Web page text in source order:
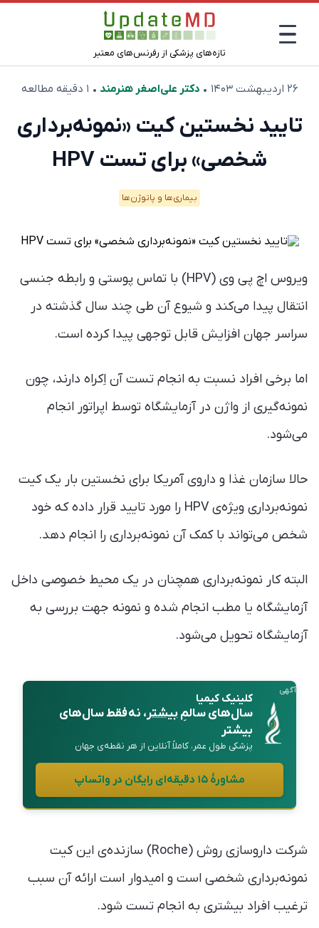
تازه‌های پزشکی از رفرنس‌های معتبر
۲۶ اردیبهشت ۱۴۰۳ •دکتر علی‌اصغر هنرمند • ۱ دقیقه مطالعه
تایید نخستین کیت «نمونه‌برداری
شخصی» برای تست HPV
بیماری‌ها و پاتوژن‌ها
ویروس اچ پی وی (HPV) با تماس پوستی و رابطه جنسی
انتقال پیدا می‌کند و شیوع آن طی چند سال گذشته در
سراسر جهان افزایش قابل توجهی پیدا کرده است.
اما برخی افراد نسبت به انجام تست آن اِکراه دارند، چون
نمونه‌گیری از واژن در آزمایشگاه توسط اپراتور انجام
می‌شود.
حالا سازمان غذا و داروی آمریکا برای نخستین بار یک کیت
نمونه‌برداری ویژه‌ی HPV را مورد تایید قرار داده که خود
شخص می‌تواند با کمک آن نمونه‌برداری را انجام دهد.
البته کار نمونه‌‌‌برداری همچنان در یک محیط خصوصی داخل
آزمایشگاه یا مطب انجام شده و نمونه جهت بررسی به
آزمایشگاه تحویل می‌شود.
آگهی
کلینیک کیمیا
سال‌های سالمِبیشتر، نه فقط سال‌های
بیشتر
پزشکی طول عمر، کاملاً آنلاین از هر نقطه‌ی جهان
مشاورهٔ ۱۵ دقیقه‌ای رایگان در واتساپ
شرکت داروسازی روش (Roche) سازنده‌ی این کیت
نمونه‌برداری شخصی است و امیدوار است ارائه آن سبب
ترغیب افراد بیشتری به انجام تست شود.